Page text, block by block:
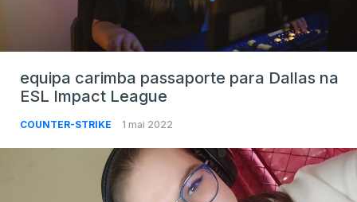
equipa carimba passaporte para Dallas na
ESL Impact League
COUNTER-STRIKE 1 mai 2022